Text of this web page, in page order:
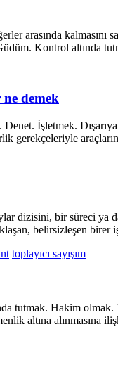
arasında
Kontrol altında
demek
Denet. İşletmek.
gerekçeleriyle
dizisini, bir süreci ya
belirsizleşen birer
toplayıcı sayışım
tutmak. Hakim
altına alınmasına